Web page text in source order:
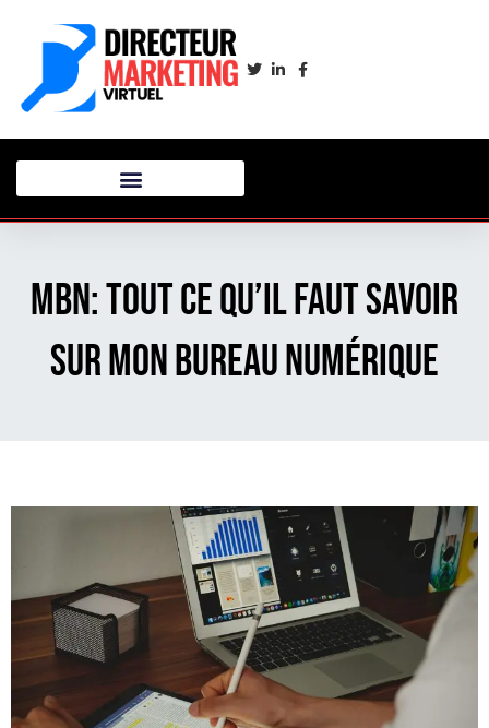
MBN: tout ce qu’il faut savoir
sur mon bureau numérique